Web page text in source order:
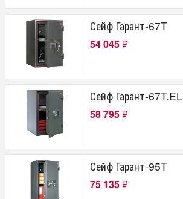
Сейф Гарант-67T
54 045 ₽
Сейф Гарант-67T.EL
58 795 ₽
Сейф Гарант-95T
75 135 ₽